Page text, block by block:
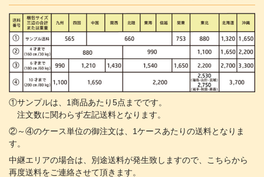
①サンプルは、1商品あたり5点までです。
注文数に関わらず左記送料となります。
②～④のケース単位の御注文は、1ケースあたりの送料となりま
す。
中継エリアの場合は、別途送料が発生致しますので、こちらから
再度送料をご連絡させて頂きます。